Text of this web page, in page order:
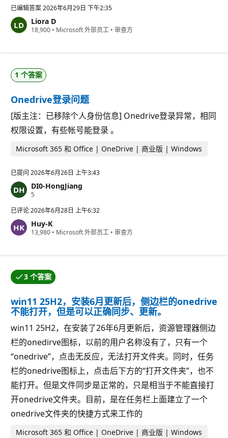
分
已编辑答案2026年6月29日 下午2:35
Liora D
18,900 信
• Microsoft 外部员工 • 审查方
1 个答案
Onedrive登录问题
[版主注：已移除个人身份信息] Onedrive登录异常，相同
权限设置，有些帐号能登录 。
Microsoft 365 和 Office | OneDrive | 商业版 | Windows
已提问 2026年6月26日 上午3:43
DI0-HongJiang
5
分
已评论2026年6月28日 上午6:32
Huy-K
13,980 信
• Microsoft 外部员工 • 审查方
3 个答案
win11 25H2，安装6月更新后，侧边栏的onedrive
不能打开，但是可以正确同步、更新。
win11 25H2，在安装了26年6月更新后，资源管理器侧边
栏的onedirve图标，以前的用户名称没有了，只有一个
“onedrive”，点击无反应，无法打开文件夹。同时，任务
栏的onedrive图标上，点击后下方的“打开文件夹”，也不
能打开。但是文件同步是正常的，只是相当于不能直接打
开onedrive文件夹。目前，是在任务栏上面建立了一个
onedrive文件夹的快捷方式来工作的
Microsoft 365 和 Office | OneDrive | 商业版 | Windows